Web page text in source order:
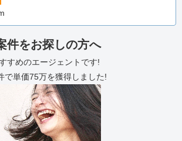
件をお探しの方へ
すめのエージェントです!
で単価75万を獲得しました!